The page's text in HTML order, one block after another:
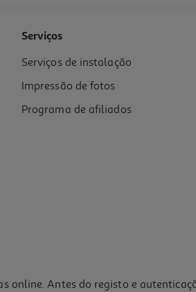
Serviços
Serviços de instalação
Impressão de fotos
Programa de afiliados
Antes do registo e